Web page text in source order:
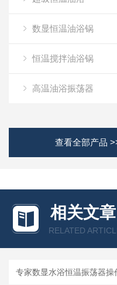
数显恒温油浴锅
恒温搅拌油浴锅
高温油浴振荡器
查看全部产品
相关文章
RELATED